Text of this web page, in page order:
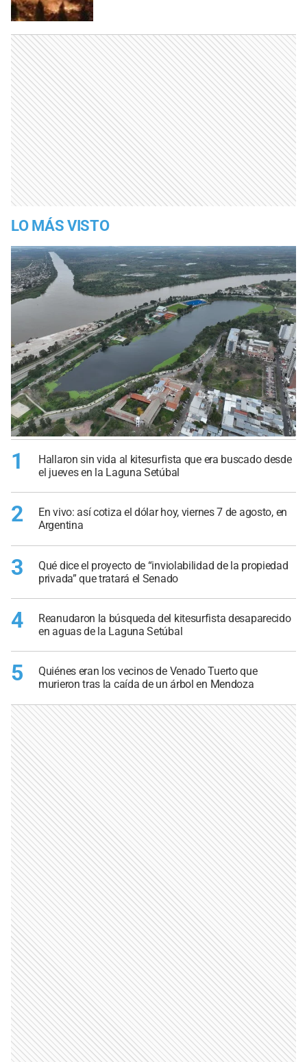
LO MÁS VISTO
1
Hallaron sin vida al kitesurfista que era buscado desde
el jueves en la Laguna Setúbal
2
En vivo: así cotiza el dólar hoy, viernes 7 de agosto, en
Argentina
3
Qué dice el proyecto de “inviolabilidad de la propiedad
privada” que tratará el Senado
4
Reanudaron la búsqueda del kitesurfista desaparecido
en aguas de la Laguna Setúbal
5
Quiénes eran los vecinos de Venado Tuerto que
murieron tras la caída de un árbol en Mendoza